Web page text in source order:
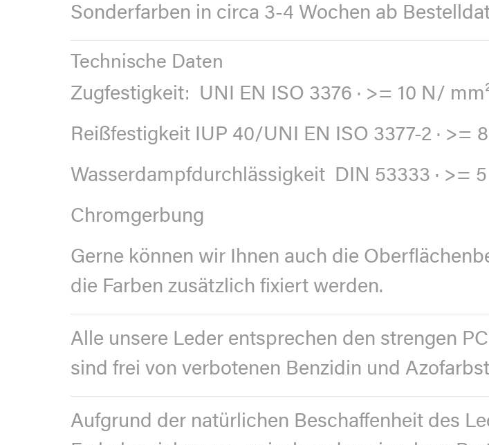
Sonderfarben in circa 3-4 Wochen ab
Technische Daten
Zugfestigkeit: UNI EN ISO 3376 · >= 10 N/
Reißfestigkeit IUP 40/UNI EN ISO 3377-2 · >=
Wasserdampfdurchlässigkeit DIN 53333 · >=
Chromgerbung
Gerne können wir Ihnen auch die
die Farben zusätzlich fixiert werden.
Alle unsere Leder entsprechen den strengen
sind frei von verbotenen Benzidin und
Aufgrund der natürlichen Beschaffenheit des